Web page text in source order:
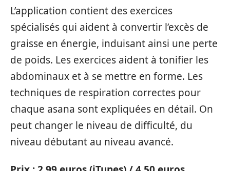
L’application contient des exercices
spécialisés qui aident à convertir l’excès de
graisse en énergie, induisant ainsi une perte
de poids. Les exercices aident à tonifier les
abdominaux et à se mettre en forme. Les
techniques de respiration correctes pour
chaque asana sont expliquées en détail. On
peut changer le niveau de difficulté, du
niveau débutant au niveau avancé.